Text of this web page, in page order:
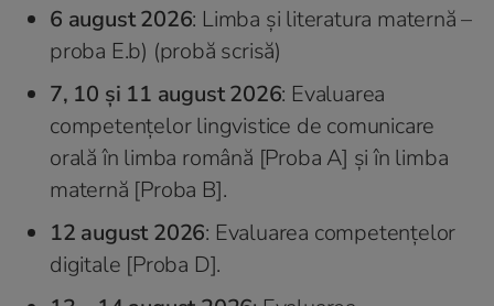
6 august 2026: Limba și literatura maternă –
proba E.b) (probă scrisă)
7, 10 și 11 august 2026: Evaluarea
competențelor lingvistice de comunicare
orală în limba română [Proba A] și în limba
maternă [Proba B].
12 august 2026: Evaluarea competențelor
digitale [Proba D].